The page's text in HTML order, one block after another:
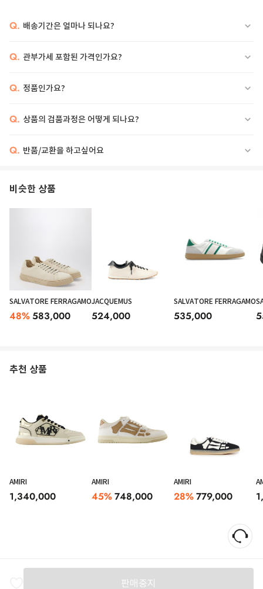
Amiri’s Skel leather and suede low-top sneakers in shades of beige, white and
side bone-shaped patches and rubber sole with side logo. HEEL: 2.5
Centimetres Sole height: 1.5 Centimetres Size Type: Shoes Ita man
Q. 배송기간은 얼마나 되나요?
Q. 관부가세 포함된 가격인가요?
Q. 정품인가요?
Q. 상품의 검품과정은 어떻게 되나요?
Q. 반품/교환을 하고싶어요
비슷한 상품
SALVATORE FERRAGAMO
48%583,000
JACQUEMUS
524,000
SALVATORE FERRAGAMO
535,000
추천 상품
AMIRI
1,340,000
AMIRI
45%748,000
AMIRI
28%779,000
판매중지